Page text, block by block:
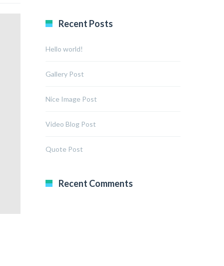
Recent Posts
Hello world!
Gallery Post
Nice Image Post
Video Blog Post
Quote Post
Recent Comments